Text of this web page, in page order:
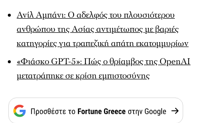
Ανίλ Αμπάνι: Ο αδελφός του πλουσιότερου
ανθρώπου της Ασίας αντιμέτωπος με βαριές
κατηγορίες για τραπεζική απάτη εκατομμυρίων
«Φιάσκο GPT-5»: Πώς ο θρίαμβος της OpenAI
μετατράπηκε σε κρίση εμπιστοσύνης